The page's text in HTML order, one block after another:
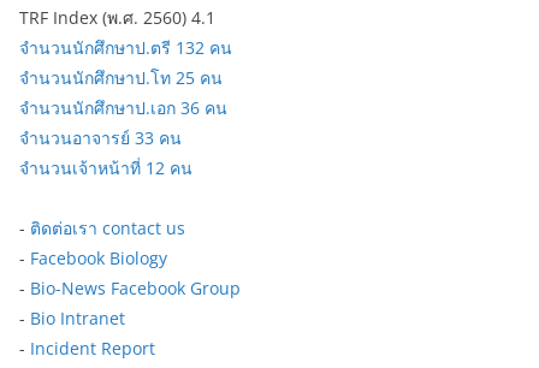
TRF Index (พ.ศ. 2560) 4.1
จำนวนนักศึกษาป.ตรี 132 คน
จำนวนนักศึกษาป.โท 25 คน
จำนวนนักศึกษาป.เอก 36 คน
จำนวนอาจารย์ 33 คน
จำนวนเจ้าหน้าที่ 12 คน
- ติดต่อเรา contact us
- Facebook Biology
- Bio-News Facebook Group
- Bio Intranet
- Incident Report